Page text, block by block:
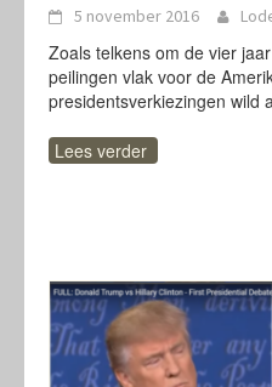
5 november 2016
Zoals telkens om de vier
peilingen vlak voor de
presidentsverkiezingen wild
Lees verder